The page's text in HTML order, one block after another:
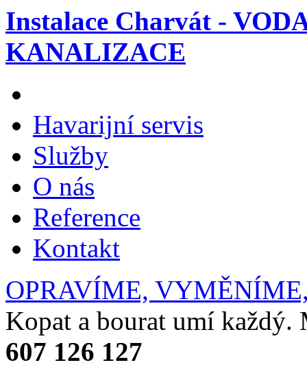
Instalace Charvát -
KANALIZACE
Havarijní servis
Služby
O nás
Reference
Kontakt
OPRAVÍME,
Kopat a bourat umí
607 126 127